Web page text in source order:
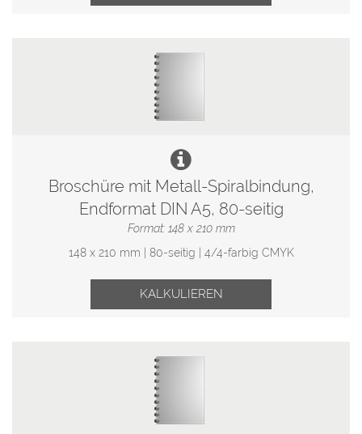
Broschüre mit Metall-Spiralbindung,
Endformat DIN A5, 80-seitig
Format: 148 x 210 mm
148 x 210 mm | 80-seitig | 4/4-farbig CMYK
KALKULIEREN